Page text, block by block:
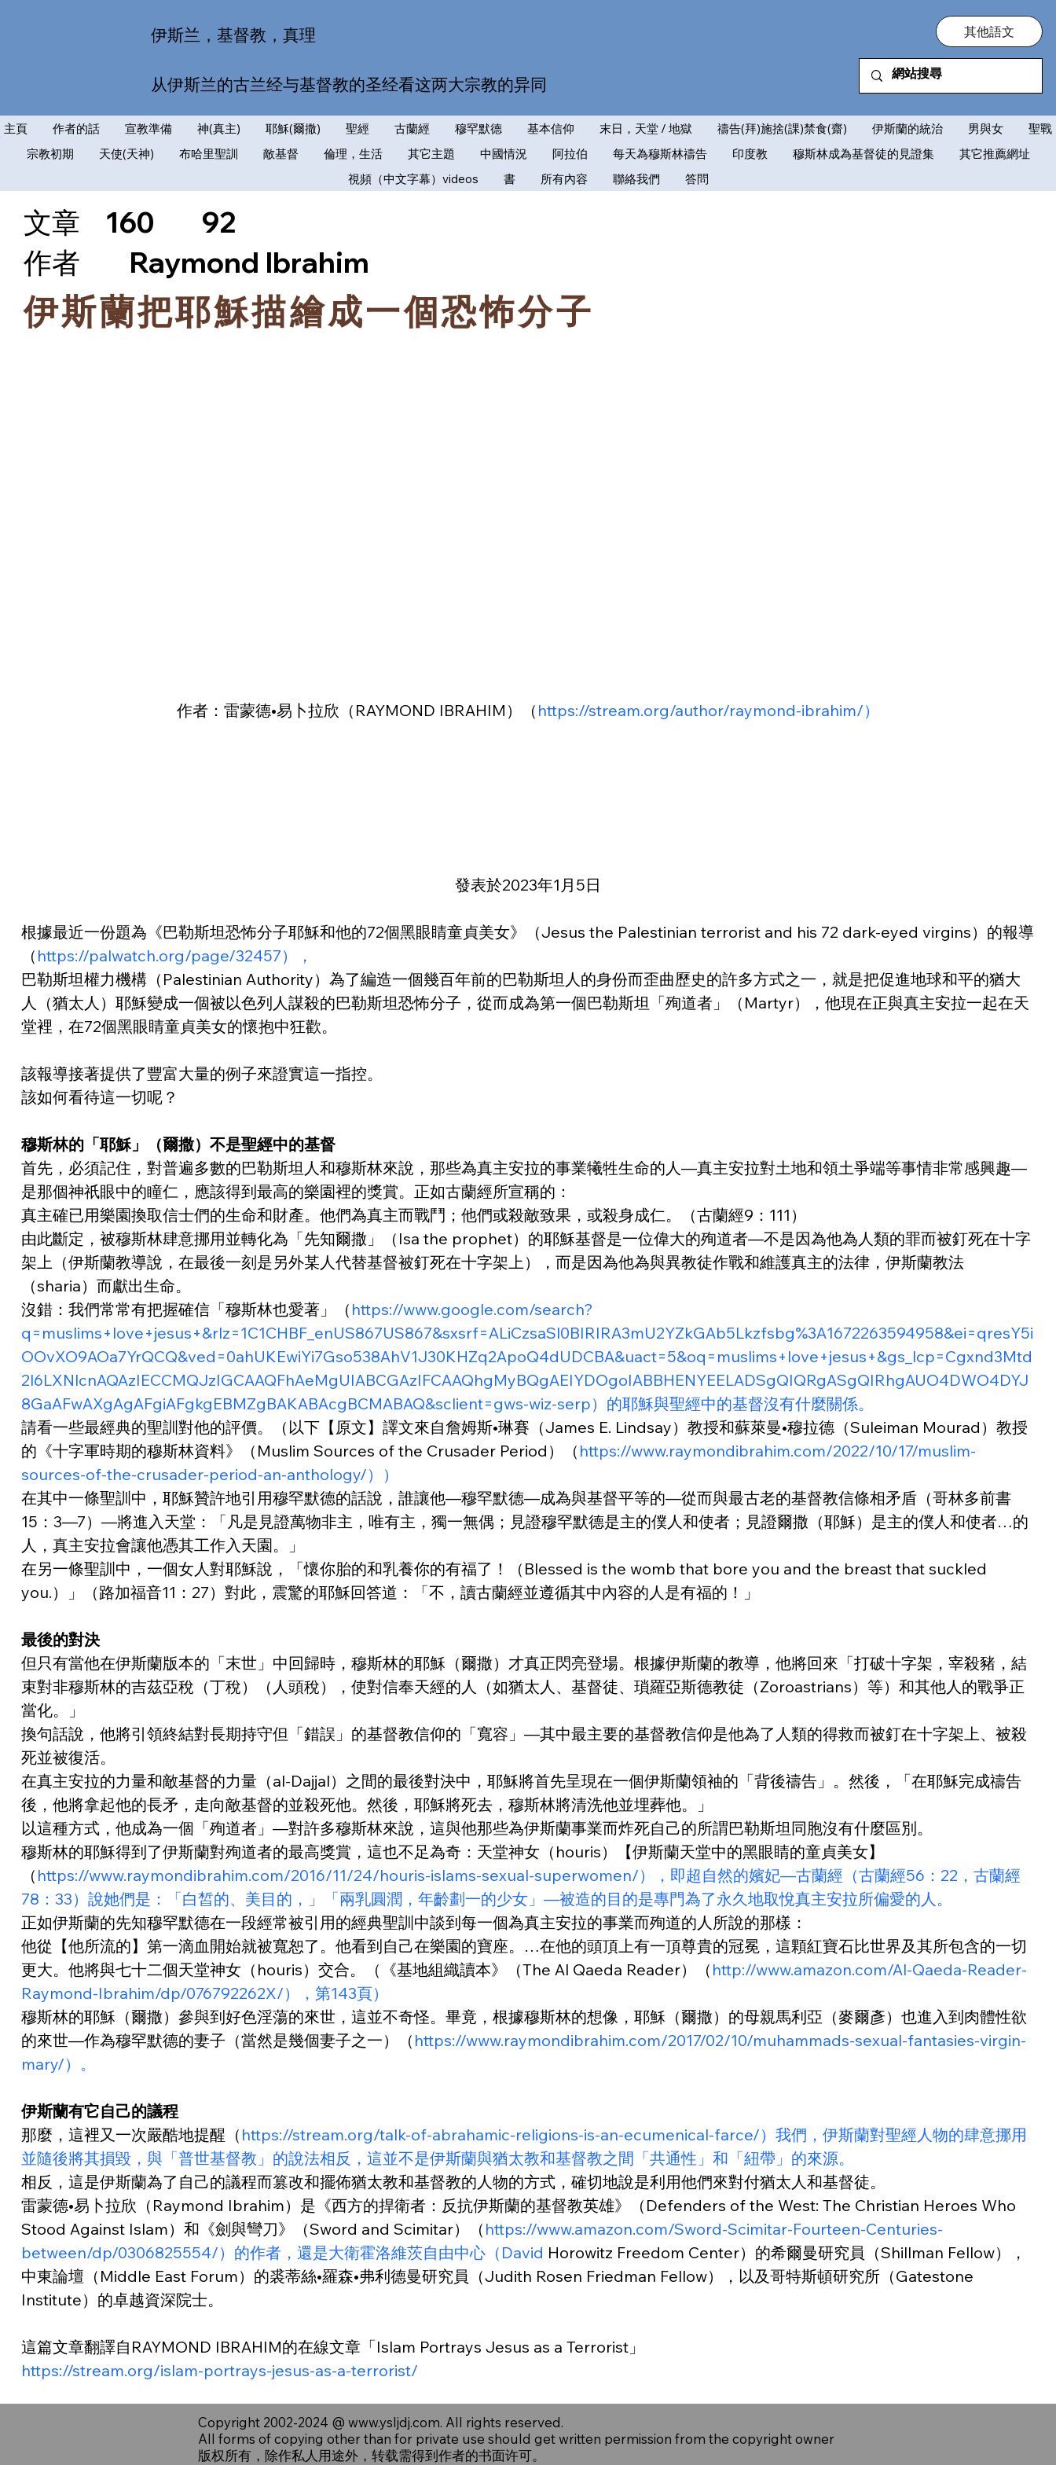
伊斯兰，基督教，真理
从伊斯兰的古兰经与基督教的圣经看这两大宗教的异同
其他語文
主頁 作者的話 宣教準備 神(真主) 耶穌(爾撒) 聖經 古蘭經 穆罕默德 基本信仰 末日，天堂 / 地獄 禱告(拜)施捨(課)禁食(齋) 伊斯蘭的統治 男與女
聖戰
宗教初期
天使(天神) 布哈里聖訓 敵基督 倫理，生活 其它主題 中國情況 阿拉伯 每天為穆斯林禱告 印度教 穆斯林成為基督徒的見證集
其它推薦網址
視頻（中文字幕）videos
書 所有內容 聯絡我們 答問
文章 160
92
​作者
Raymond Ibrahim
伊斯蘭把耶穌描繪成一個恐怖分子
作者：雷蒙德•易卜拉欣（RAYMOND IBRAHIM）（ https://stream.org/author/raymond-ibrahim/）
發表於2023年1月5日
根據最近一份題為《巴勒斯坦恐怖分子耶穌和他的72個黑眼睛童貞美女》（Jesus the Palestinian terrorist and his 72 dark-eyed virgins）的報導
（ https://palwatch.org/page/32457），
巴勒斯坦權力機構（Palestinian Authority）為了編造一個幾百年前的巴勒斯坦人的身份而歪曲歷史的許多方式之一，就是把促進地球和平的猶大
人（猶太人）耶穌變成一個被以色列人謀殺的巴勒斯坦恐怖分子，從而成為第一個巴勒斯坦「殉道者」（Martyr），他現在正與真主安拉一起在天
堂裡，在72個黑眼睛童貞美女的懷抱中狂歡。
該報導接著提供了豐富大量的例子來證實這一指控。
該如何看待這一切呢？
穆斯林的「耶穌」（爾撒）不是聖經中的基督
首先，必須記住，對普遍多數的巴勒斯坦人和穆斯林來說，那些為真主安拉的事業犧牲生命的人—真主安拉對土地和領土爭端等事情非常感興趣—
是那個神祇眼中的瞳仁，應該得到最高的樂園裡的獎賞。正如古蘭經所宣稱的：
真主確已用樂園換取信士們的生命和財產。他們為真主而戰鬥；他們或殺敵致果，或殺身成仁。（古蘭經9：111）
由此斷定，被穆斯林肆意挪用並轉化為「先知爾撒」（Isa the prophet）的耶穌基督是一位偉大的殉道者—不是因為他為人類的罪而被釘死在十字
架上（伊斯蘭教導說，在最後一刻是另外某人代替基督被釘死在十字架上），而是因為他為與異教徒作戰和維護真主的法律，伊斯蘭教法
（sharia）而獻出生命。
沒錯：我們常常有把握確信「穆斯林也愛著」（ https://www.google.com/search?
q=muslims+love+jesus+&rlz=1C1CHBF_enUS867US867&sxsrf=ALiCzsaSl0BIRIRA3mU2YZkGAb5Lkzfsbg%3A1672263594958&ei=qresY5i
OOvXO9AOa7YrQCQ&ved=0ahUKEwiYi7Gso538AhV1J30KHZq2ApoQ4dUDCBA&uact=5&oq=muslims+love+jesus+&gs_lcp=Cgxnd3Mtd
2l6LXNlcnAQAzIECCMQJzIGCAAQFhAeMgUIABCGAzIFCAAQhgMyBQgAEIYDOgoIABBHENYEELADSgQIQRgASgQIRhgAUO4DWO4DYJ
8GaAFwAXgAgAFgiAFgkgEBMZgBAKABAcgBCMABAQ&sclient=gws-wiz-serp）的耶穌與聖經中的基督沒有什麼關係。
請看一些最經典的聖訓對他的評價。（以下【原文】譯文來自詹姆斯•琳賽（James E. Lindsay）教授和蘇萊曼•穆拉德（Suleiman Mourad）教授
的《十字軍時期的穆斯林資料》（Muslim Sources of the Crusader Period）（ https://www.raymondibrahim.com/2022/10/17/muslim-
sources-of-the-crusader-period-an-anthology/））
在其中一條聖訓中，耶穌贊許地引用穆罕默德的話說，誰讓他—穆罕默德—成為與基督平等的—從而與最古老的基督教信條相矛盾（哥林多前書
15：3—7）—將進入天堂：「凡是見證萬物非主，唯有主，獨一無偶；見證穆罕默德是主的僕人和使者；見證爾撒（耶穌）是主的僕人和使者…的
人，真主安拉會讓他憑其工作入天園。」
在另一條聖訓中，一個女人對耶穌說，「懷你胎的和乳養你的有福了！（Blessed is the womb that bore you and the breast that suckled
you.）」（路加福音11：27）對此，震驚的耶穌回答道：「不，讀古蘭經並遵循其中內容的人是有福的！」
最後的對決
但只有當他在伊斯蘭版本的「末世」中回歸時，穆斯林的耶穌（爾撒）才真正閃亮登場。根據伊斯蘭的教導，他將回來「打破十字架，宰殺豬，結
束對非穆斯林的吉茲亞稅（丁稅）（人頭稅），使對信奉天經的人（如猶太人、基督徒、瑣羅亞斯德教徒（Zoroastrians）等）和其他人的戰爭正
當化。」
換句話說，他將引領終結對長期持守但「錯誤」的基督教信仰的「寬容」—其中最主要的基督教信仰是他為了人類的得救而被釘在十字架上、被殺
死並被復活。
在真主安拉的力量和敵基督的力量（al-Dajjal）之間的最後對決中，耶穌將首先呈現在一個伊斯蘭領袖的「背後禱告」。然後，「在耶穌完成禱告
後，他將拿起他的長矛，走向敵基督的並殺死他。然後，耶穌將死去，穆斯林將清洗他並埋葬他。」
以這種方式，他成為一個「殉道者」—對許多穆斯林來說，這與他那些為伊斯蘭事業而炸死自己的所謂巴勒斯坦同胞沒有什麼區別。
穆斯林的耶穌得到了伊斯蘭對殉道者的最高獎賞，這也不足為奇：天堂神女（houris）【伊斯蘭天堂中的黑眼睛的童貞美女】
（ https://www.raymondibrahim.com/2016/11/24/houris-islams-sexual-superwomen/），即超自然的嬪妃—古蘭經（古蘭經56：22，古蘭經
78：33）說她們是：「白皙的、美目的，」「兩乳圓潤，年齡劃一的少女」—被造的目的是專門為了永久地取悅真主安拉所偏愛的人。
正如伊斯蘭的先知穆罕默德在一段經常被引用的經典聖訓中談到每一個為真主安拉的事業而殉道的人所說的那樣：
他從【他所流的】第一滴血開始就被寬恕了。他看到自己在樂園的寶座。…在他的頭頂上有一頂尊貴的冠冕，這顆紅寶石比世界及其所包含的一切
更大。他將與七十二個天堂神女（houris）交合。（《基地組織讀本》（The Al Qaeda Reader）（ http://www.amazon.com/Al-Qaeda-Reader-
Raymond-Ibrahim/dp/076792262X/），第143頁）
穆斯林的耶穌（爾撒）參與到好色淫蕩的來世，這並不奇怪。畢竟，根據穆斯林的想像，耶穌（爾撒）的母親馬利亞（麥爾彥）也進入到肉體性欲
的來世—作為穆罕默德的妻子（當然是幾個妻子之一）（ https://www.raymondibrahim.com/2017/02/10/muhammads-sexual-fantasies-virgin-
mary/）。
伊斯蘭有它自己的議程
那麼，這裡又一次嚴酷地提醒（ https://stream.org/talk-of-abrahamic-religions-is-an-ecumenical-farce/）我們，伊斯蘭對聖經人物的肆意挪用
並隨後將其損毀，與「普世基督教」的說法相反，這並不是伊斯蘭與猶太教和基督教之間「共通性」和「紐帶」的來源。
相反，這是伊斯蘭為了自己的議程而篡改和擺佈猶太教和基督教的人物的方式，確切地說是利用他們來對付猶太人和基督徒。
雷蒙德•易卜拉欣（Raymond Ibrahim）是《西方的捍衛者：反抗伊斯蘭的基督教英雄》（Defenders of the West: The Christian Heroes Who
Stood Against Islam）和《劍與彎刀》（Sword and Scimitar）（ https://www.amazon.com/Sword-Scimitar-Fourteen-Centuries-
between/dp/0306825554/）的作者，還是大衛霍洛維茨自由中心（David Horowitz Freedom Center）的希爾曼研究員（Shillman Fellow），
中東論壇（Middle East Forum）的裘蒂絲•羅森•弗利德曼研究員（Judith Rosen Friedman Fellow），以及哥特斯頓研究所（Gatestone
Institute）的卓越資深院士。
這篇文章翻譯自RAYMOND IBRAHIM的在線文章「Islam Portrays Jesus as a Terrorist」
https://stream.org/islam-portrays-jesus-as-a-terrorist/
Copyright 2002-2024 @ www.ysljdj.com. All rights reserved.
All forms of copying other than for private use should get written permission from the copyright owner
版权所有，除作私人用途外，转载需得到作者的书面许可。